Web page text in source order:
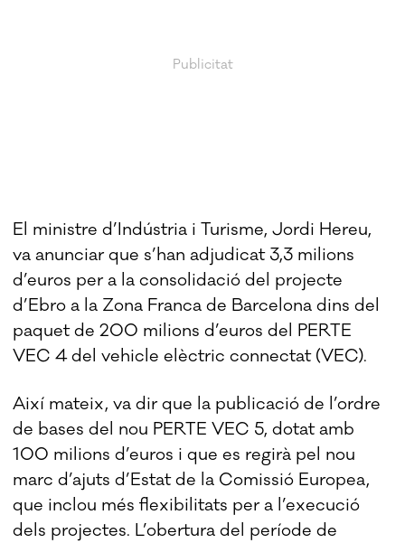
El ministre d’Indústria i Turisme, Jordi Hereu,
va anunciar que s’han adjudicat 3,3 milions
d’euros per a la consolidació del projecte
d’Ebro a la Zona Franca de Barcelona dins del
paquet de 200 milions d’euros del PERTE
VEC 4 del vehicle elèctric connectat (VEC).
Així mateix, va dir que la publicació de l’ordre
de bases del nou PERTE VEC 5, dotat amb
100 milions d’euros i que es regirà pel nou
marc d’ajuts d’Estat de la Comissió Europea,
que inclou més flexibilitats per a l’execució
dels projectes. L’obertura del període de